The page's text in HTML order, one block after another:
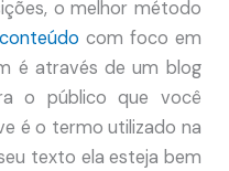
o melhor método
com foco em
é através de um blog
o público que você
é o termo utilizado na
texto ela esteja bem